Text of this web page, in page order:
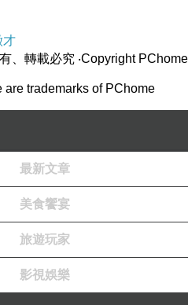
才
、轉載必究 ‧Copyright PChome
trademarks of PChome
最新文章
美食饗宴
旅遊玩家
影視娛樂